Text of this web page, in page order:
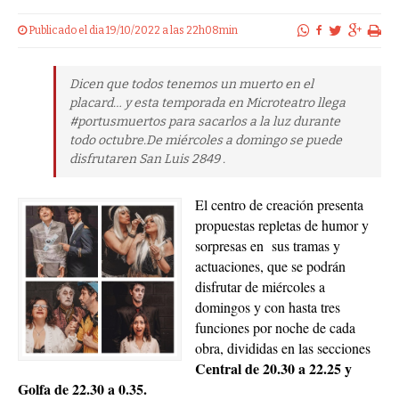
Publicado el dia 19/10/2022 a las 22h08min
Dicen que todos tenemos un muerto en el
placard… y esta temporada en Microteatro llega
#portusmuertos para sacarlos a la luz durante
todo octubre.De miércoles a domingo se puede
disfrutaren San Luis 2849 .
El centro de creación presenta
propuestas repletas de humor y
sorpresas en sus tramas y
actuaciones, que se podrán
disfrutar de miércoles a
domingos y con hasta tres
funciones por noche de cada
obra, divididas en las secciones
Central de 20.30 a 22.25 y
Golfa de 22.30 a 0.35.